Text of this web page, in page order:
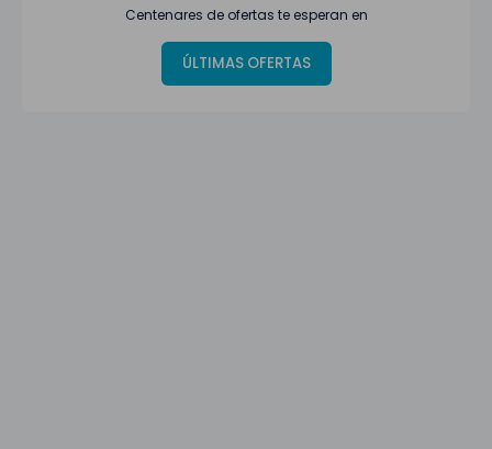
Centenares de ofertas te esperan en
ÚLTIMAS OFERTAS